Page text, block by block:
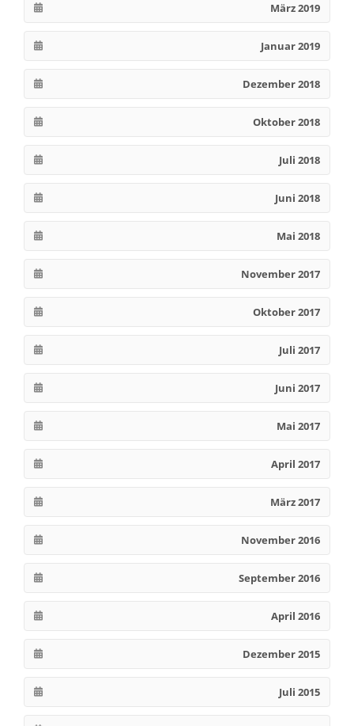
März 2019
Januar 2019
Dezember 2018
Oktober 2018
Juli 2018
Juni 2018
Mai 2018
November 2017
Oktober 2017
Juli 2017
Juni 2017
Mai 2017
April 2017
März 2017
November 2016
September 2016
April 2016
Dezember 2015
Juli 2015